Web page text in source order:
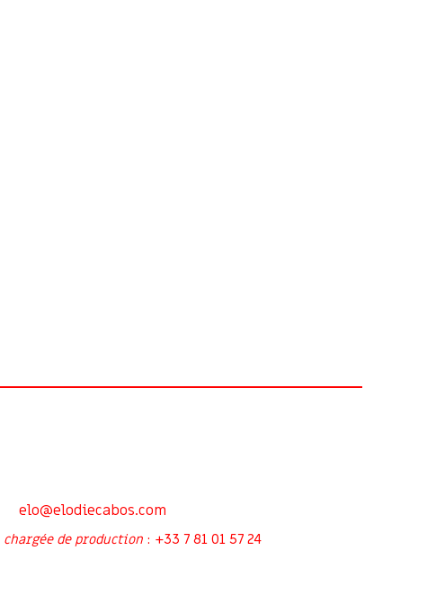
elo@elodiecabos.com
chargée de production : +33 7 81 01 57 24